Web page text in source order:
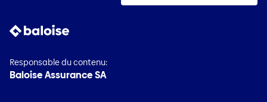
Responsable du contenu:
Baloise Assurance SA